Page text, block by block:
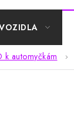
k automyčkám